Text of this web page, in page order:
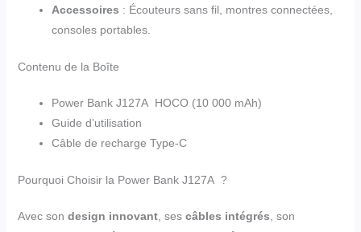
Accessoires : Écouteurs sans fil, montres connectées,
consoles portables.
Contenu de la Boîte
Power Bank J127A HOCO (10 000 mAh)
Guide d’utilisation
Câble de recharge Type-C
Pourquoi Choisir la Power Bank J127A ?
Avec son design innovant, ses câbles intégrés , son